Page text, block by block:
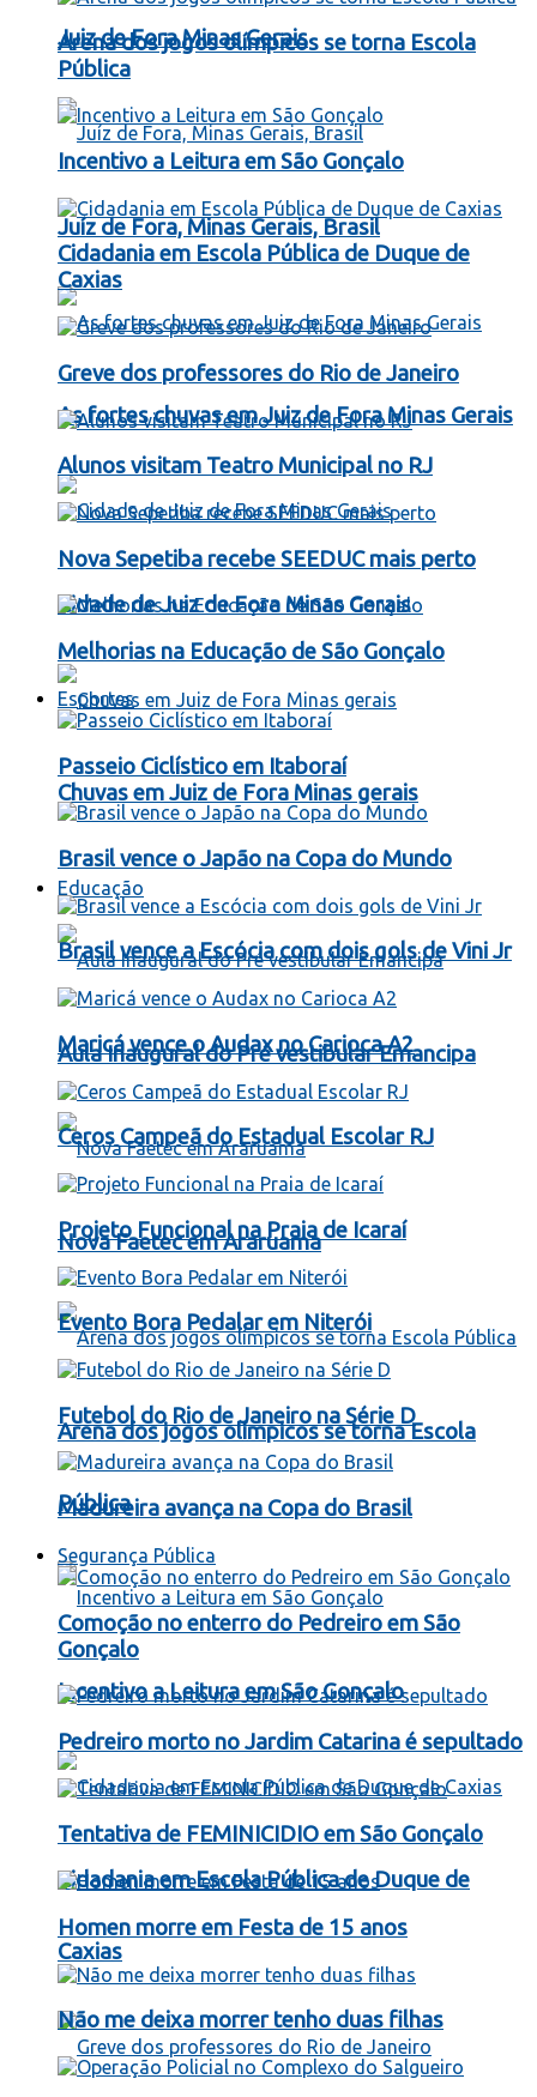
Juiz de Fora Minas Gerais
Juíz de Fora, Minas Gerais, Brasil
As fortes chuvas em Juiz de Fora Minas Gerais
Cidade de Juiz de Fora Minas Gerais
Chuvas em Juiz de Fora Minas gerais
Educação
Aula Inaugural do Pré vestibular Emancipa
Nova Faetec em Araruama
Arena dos jogos olímpicos se torna Escola
Pública
Incentivo a Leitura em São Gonçalo
Cidadania em Escola Pública de Duque de
Caxias
Arena dos jogos olímpicos se torna Escola
Pública
Incentivo a Leitura em São Gonçalo
Cidadania em Escola Pública de Duque de
Caxias
Greve dos professores do Rio de Janeiro
Alunos visitam Teatro Municipal no RJ
Nova Sepetiba recebe SEEDUC mais perto
Melhorias na Educação de São Gonçalo
Esportes
Passeio Ciclístico em Itaboraí
Brasil vence o Japão na Copa do Mundo
Brasil vence a Escócia com dois gols de Vini Jr
Maricá vence o Audax no Carioca A2
Ceros Campeã do Estadual Escolar RJ
Projeto Funcional na Praia de Icaraí
Evento Bora Pedalar em Niterói
Futebol do Rio de Janeiro na Série D
Madureira avança na Copa do Brasil
Segurança Pública
Comoção no enterro do Pedreiro em São
Gonçalo
Pedreiro morto no Jardim Catarina é sepultado
Tentativa de FEMINICIDIO em São Gonçalo
Homen morre em Festa de 15 anos
Não me deixa morrer tenho duas filhas